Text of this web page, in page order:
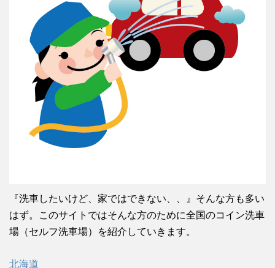
『洗車したいけど、家ではできない、、』そんな方も多い
はず。このサイトではそんな方のために全国のコイン洗車
場（セルフ洗車場）を紹介していきます。
北海道